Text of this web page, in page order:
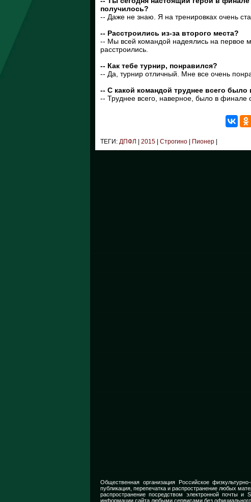
получилось?
-- Даже не знаю. Я на тренировках очень
-- Расстроились из-за второго места?
-- Мы всей командой надеялись на первое
расстроились.
-- Как тебе турнир, понравился?
-- Да, турнир отличный. Мне все очень
-- С какой командой труднее всего было
-- Труднее всего, наверное, было в финале
ТЕГИ: ДПФЛ 2015 Строгино Пионер
Общественная организация Российское
публикация, перепечатка и распространение любых
распространение посредством электронной почты и
информации сайта любыми сервисами без